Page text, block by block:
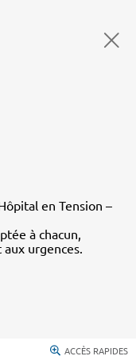
en Tension –
à chacun,
urgences.
ACCÈS RAPIDES